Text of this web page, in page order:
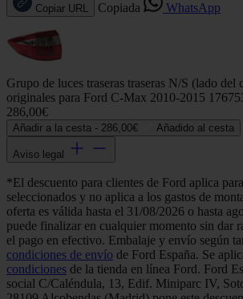
Copiar URL Copiada WhatsApp
Grupo de luces traseras traseras N/S (lado del
originales para Ford C-Max 2010-2015
286,00€
Añadir a la cesta - 286,00€ Añadido al cesta
Aviso legal
*El descuento para clientes de Ford aplica
seleccionados y no aplica a los gastos de
oferta es válida hasta el 31/08/2026 o hasta
puede finalizar en cualquier momento sin dar
el pago en efectivo. Embalaje y envío según
condiciones de envío de Ford España. Se
condiciones de la tienda en línea Ford. Ford
social C/Caléndula, 13, Edif. Miniparc IV,